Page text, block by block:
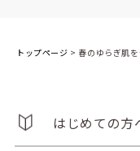
トップページ > 春のゆらぎ肌
はじめての方